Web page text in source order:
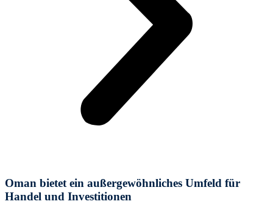
Oman bietet ein außergewöhnliches Umfeld für
Handel und Investitionen